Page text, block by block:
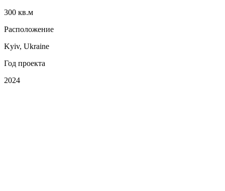
300 кв.м
Расположение
Kyiv, Ukraine
Год проекта
2024